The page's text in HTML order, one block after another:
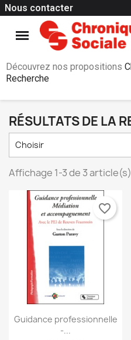
Nous contacter
Découvrez nos propositions
Recherche
RÉSULTATS DE LA
Choisir
Affichage 1-3 de 3 article(s)
Aperçu rapide
Guidance professionnelle
-...
favorite_border